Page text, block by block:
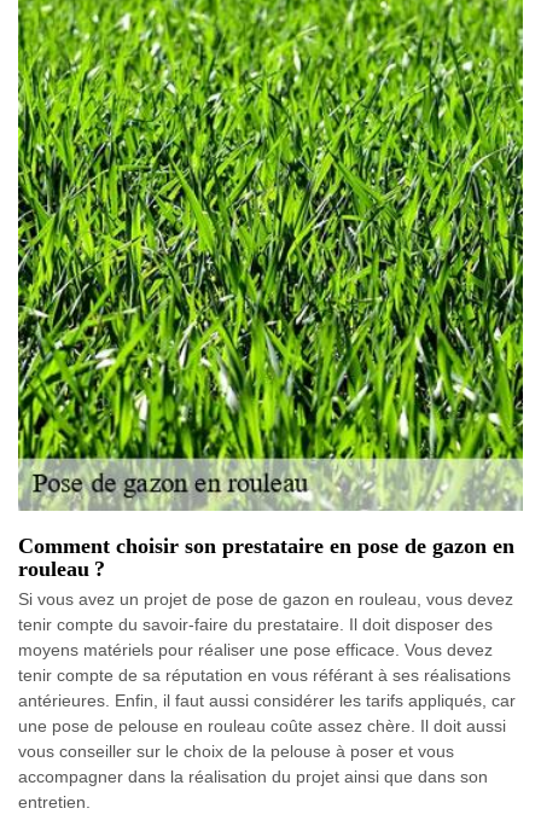
Comment choisir son prestataire en pose de gazon en
rouleau ?
Si vous avez un projet de pose de gazon en rouleau, vous devez
tenir compte du savoir-faire du prestataire. Il doit disposer des
moyens matériels pour réaliser une pose efficace. Vous devez
tenir compte de sa réputation en vous référant à ses réalisations
antérieures. Enfin, il faut aussi considérer les tarifs appliqués, car
une pose de pelouse en rouleau coûte assez chère. Il doit aussi
vous conseiller sur le choix de la pelouse à poser et vous
accompagner dans la réalisation du projet ainsi que dans son
entretien.